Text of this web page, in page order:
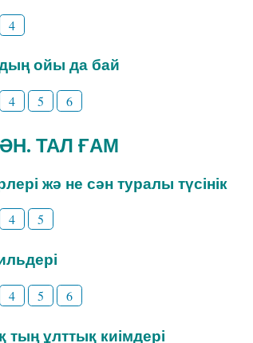
4
дың ойы да бай
4 5 6
ТАЛ ҒАМ
жә не сән туралы түсінік
4 5
4 5 6
тың ұлттық киімдері